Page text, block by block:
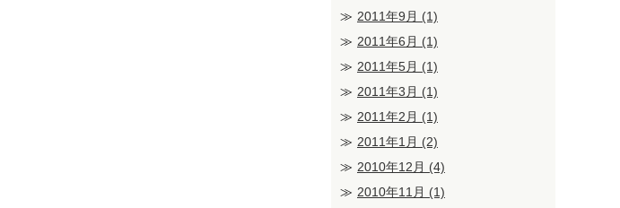
2011年9月 (1)
2011年6月 (1)
2011年5月 (1)
2011年3月 (1)
2011年2月 (1)
2011年1月 (2)
2010年12月 (4)
2010年11月 (1)